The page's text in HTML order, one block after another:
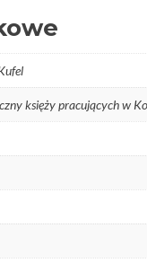
księży pracujących w